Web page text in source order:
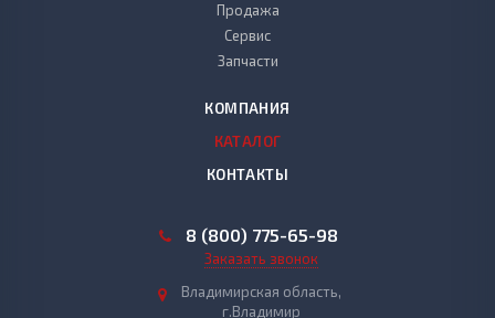
Продажа
Сервис
Запчасти
КОМПАНИЯ
КАТАЛОГ
КОНТАКТЫ
8 (800) 775-65-98
Заказать звонок
Владимирская область,
г.Владимир